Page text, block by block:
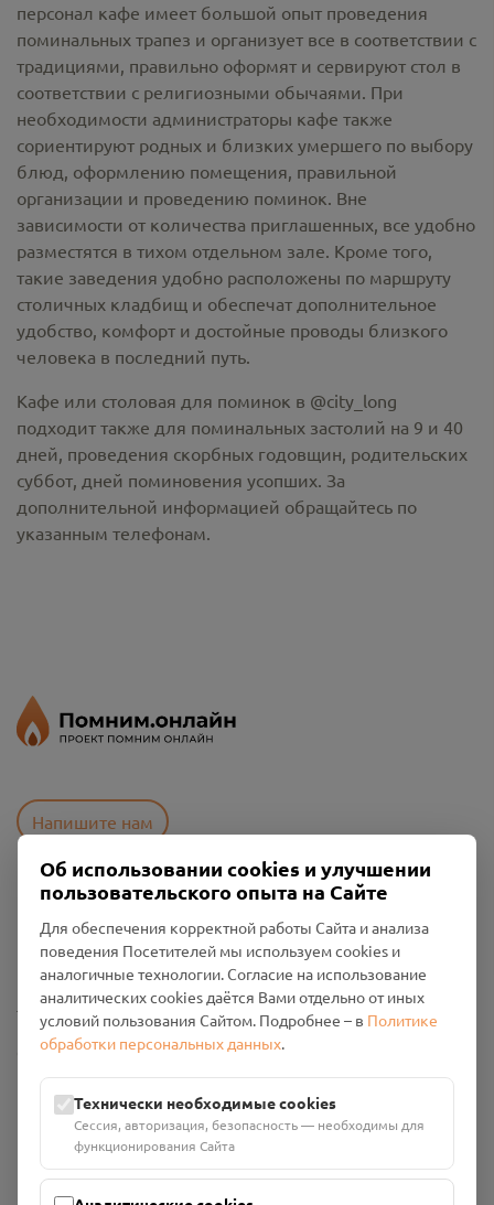
персонал кафе имеет большой опыт проведения
поминальных трапез и организует все в соответствии с
традициями, правильно оформят и сервируют стол в
соответствии с религиозными обычаями. При
необходимости администраторы кафе также
сориентируют родных и близких умершего по выбору
блюд, оформлению помещения, правильной
организации и проведению поминок. Вне
зависимости от количества приглашенных, все удобно
разместятся в тихом отдельном зале. Кроме того,
такие заведения удобно расположены по маршруту
столичных кладбищ и обеспечат дополнительное
удобство, комфорт и достойные проводы близкого
человека в последний путь.
Кафе или столовая для поминок в @city_long
подходит также для поминальных застолий на 9 и 40
дней, проведения скорбных годовщин, родительских
суббот, дней поминовения усопших. За
дополнительной информацией обращайтесь по
указанным телефонам.
Напишите нам
Политика конфиденциальности
Промо-материалы
Настройки cookies
Общество с ограниченной ответственностью «Смоленский
Проект Помним»
ИНН: 6700029207 ОГРН: 1256700001986
Юридический адрес: 216790, Смоленская область, р-н
Руднянский, г. Рудня, улица Западная, д. 26А, пом. 18
Номер счёта: 40702810901130004287 в АО "АЛЬФА-БАНК"
Об использовании cookies и улучшении
пользовательского опыта на Сайте
Для обеспечения корректной работы Сайта и анализа
поведения Посетителей мы используем cookies и
аналогичные технологии. Согласие на использование
аналитических cookies даётся Вами отдельно от иных
условий пользования Сайтом. Подробнее – в Политике
обработки персональных данных.
Технически необходимые cookies
Сессия, авторизация, безопасность — необходимы для
функционирования Сайта